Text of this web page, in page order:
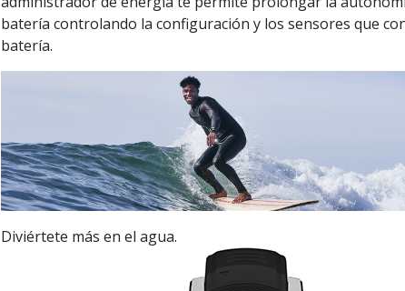
batería controlando la configuración y los sensores que
batería.
Diviértete más en el agua.